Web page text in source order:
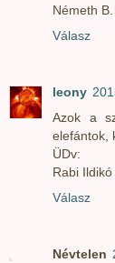
Németh
Válasz
leony
Azok a
elefántok,
ÜDv:
Rabi Ildikó
Válasz
Névtelen